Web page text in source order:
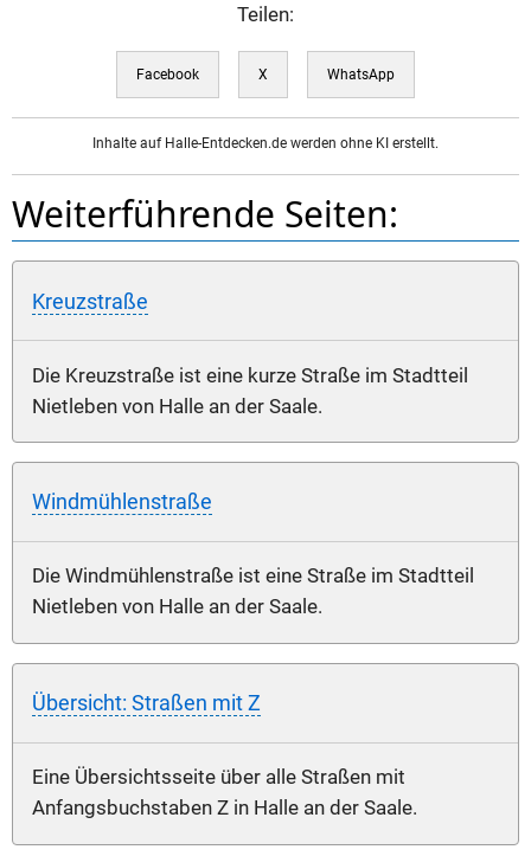
Teilen:
Facebook X WhatsApp
Inhalte auf Halle-Entdecken.de werden ohne KI erstellt.
Weiterführende Seiten:
Kreuzstraße
Die Kreuzstraße ist eine kurze Straße im Stadtteil
Nietleben von Halle an der Saale.
Windmühlenstraße
Die Windmühlenstraße ist eine Straße im Stadtteil
Nietleben von Halle an der Saale.
Übersicht: Straßen mit Z
Eine Übersichtsseite über alle Straßen mit
Anfangsbuchstaben Z in Halle an der Saale.